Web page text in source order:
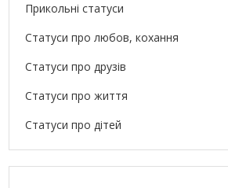
Прикольні статуси
Статуси про любов, кохання
Статуси про друзів
Статуси про життя
Статуси про дітей